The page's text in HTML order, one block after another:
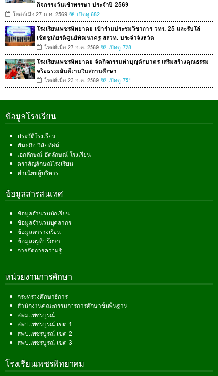
กิจกรรมวันเข้าพรรษา ประจำปี 2569
โพสต์เมื่อ 27 ก.ค. 2569 เปิดดู 682
โรงเรียนเพชรพิทยาคม เข้าร่วมประชุมวิชาการ วทร. 25 และรับโล่
เชิดชูเกียรติศูนย์พัฒนาครู สสวท. ประจำจังหวัด
โพสต์เมื่อ 27 ก.ค. 2569 เปิดดู 728
โรงเรียนเพชรพิทยาคม จัดกิจกรรมทำบุญตักบาตร เสริมสร้างคุณธรรม
จริยธรรมอันดีงามในสถานศึกษา
โพสต์เมื่อ 23 ก.ค. 2569 เปิดดู 751
ข้อมูลโรงเรียน
ประวัติโรงเรียน
พันธกิจ วิสัยทัศน์
เอกลักษณ์ อัตลักษณ์ โรงเรียน
ตราสัญลักษณ์โรงเรียน
ทำเนียบผู้บริหาร
ข้อมูลสารสนเทศ
ข้อมูลจำนวนนักเรียน
ข้อมูลจำนวนบุคลากร
ข้อมูลตารางเรียน
ข้อมูลครูที่ปรึกษา
การจัดการความรู้
หน่วยงานการศึกษา
กระทรวงศึกษาธิการ
สำนักงานคณะกรรมการการศึกษาขั้นพื้นฐาน
สพม.เพชรบูรณ์
สพป.เพชรบูรณ์ เขต 1
สพป.เพชรบูรณ์ เขต 2
สพป.เพชรบูรณ์ เขต 3
โรงเรียนเพชรพิทยาคม